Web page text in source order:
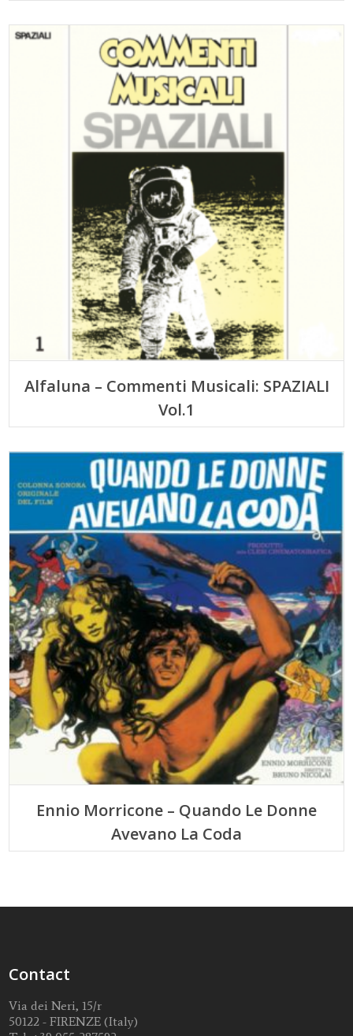
Alfaluna – Commenti Musicali: SPAZIALI
Vol.1
Ennio Morricone – Quando Le Donne
Avevano La Coda
Contact
Via dei Neri, 15/r
50122 - FIRENZE (Italy)